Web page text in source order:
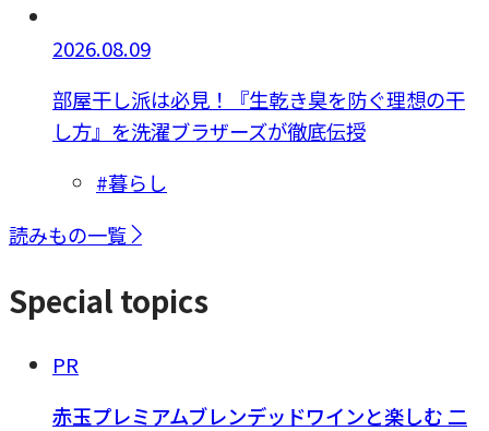
2026.08.09
部屋干し派は必見！『生乾き臭を防ぐ理想の干
し方』を洗濯ブラザーズが徹底伝授
#暮らし
読みもの一覧
Special topics
PR
赤玉プレミアムブレンデッドワインと楽しむ 二